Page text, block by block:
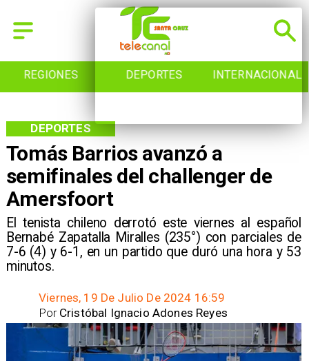
REGIONES DEPORTES INTERNACIONAL
Tomás Barrios avanzó a
semifinales del challenger de
Amersfoort
​El tenista chileno derrotó este viernes al español
Bernabé Zapatalla Miralles (235°) con parciales de
7-6 (4) y 6-1, en un partido que duró una hora y 53
minutos.
DEPORTES
Viernes, 19 De Julio De 2024 16:59
Cristóbal Ignacio Adones Reyes
Por